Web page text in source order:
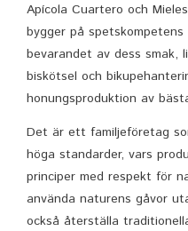
Apícola Cuartero och
bygger på
bevarandet av dess smak,
biskötsel och
honungsproduktion av
Det är ett familjeföretag
höga standarder, vars
principer med respekt för
använda naturens gåvor
också återställa